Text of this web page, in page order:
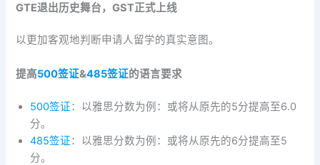
GTE退出历史舞台，GST正式上线
以更加客观地判断申请人留学的真实意图。
提高500签证&485签证的语言要求
500签证：以雅思分数为例：或将从原先的5分提高至6.0
分。
485签证：以雅思分数为例：或将从原先的6分提高至5
分。